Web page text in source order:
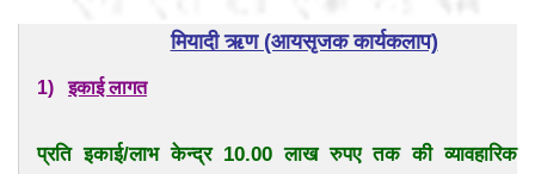
मियादी ऋण (आयसृजक कार्यकलाप)
1)इकाई लागत
प्रति इकाई/लाभ केन्द्र 10.00 लाख रुपए तक की व्यावहारिक